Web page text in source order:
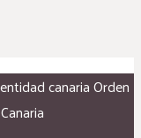
canariaOrden